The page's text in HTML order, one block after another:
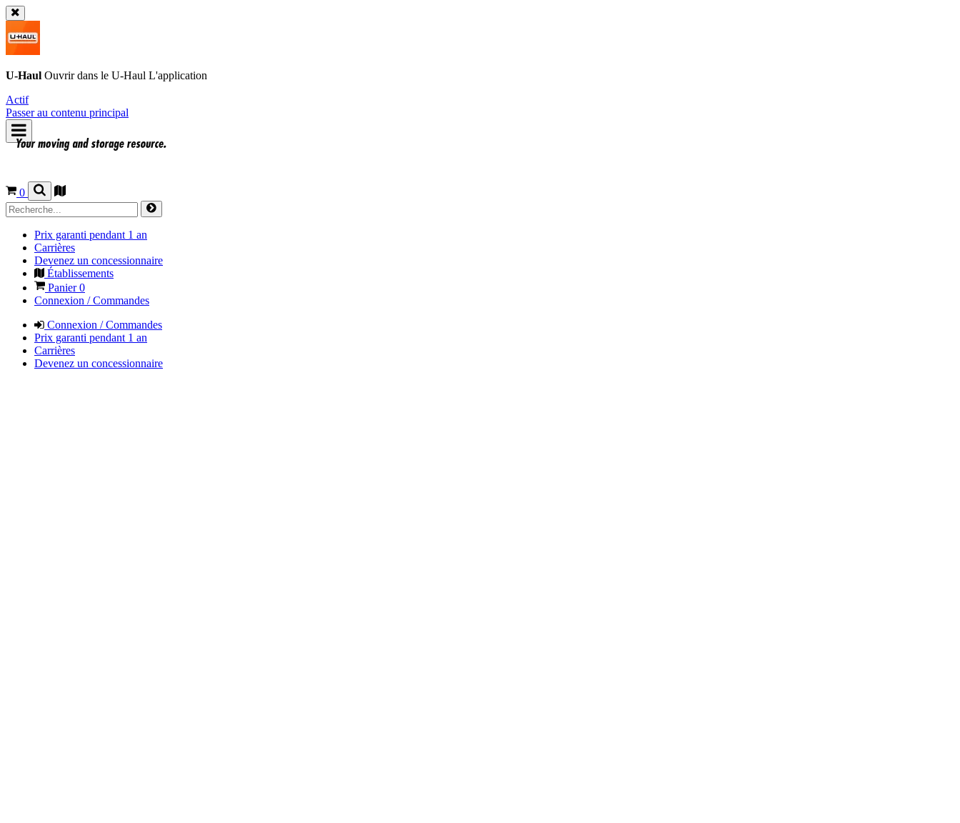
U-Haul Ouvrir dans le U-Haul L'application
Actif
Passer au contenu principal
0
Prix garanti pendant 1 an
Carrières
Devenez un concessionnaire
Établissements
Panier0
Connexion / Commandes
Connexion / Commandes
Prix garanti pendant 1 an
Carrières
Devenez un concessionnaire